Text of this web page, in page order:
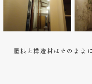
屋根と構造材はそのまま